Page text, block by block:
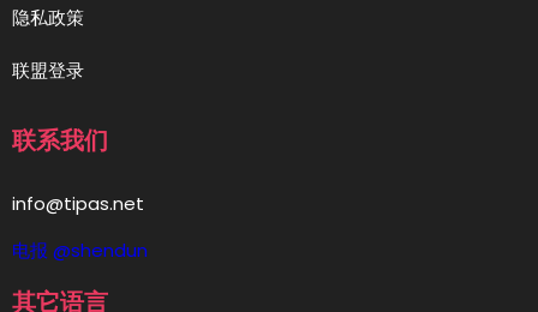
隐私政策
联盟登录
联系我们
info@tipas.net
电报 @shendun
其它语言